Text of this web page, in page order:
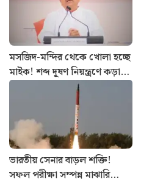
মসজিদ-মন্দির থেকে খোলা হচ্ছে
মাইক! শব্দ দূষণ নিয়ন্ত্রণে কড়া
ব্যবস্থা রাজ্য সরকারের
ভারতীয় সেনার বাড়ল শক্তি!
সফল পরীক্ষা সম্পন্ন মাঝারি